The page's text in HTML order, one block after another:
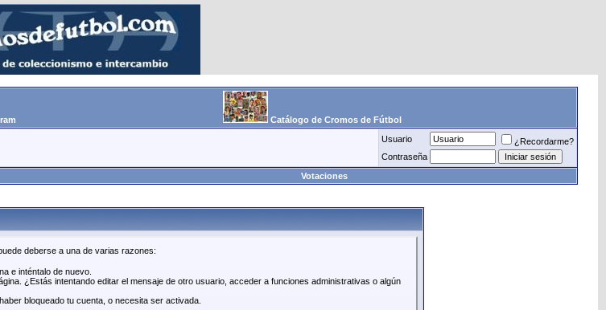
Catálogo de Cromos de Fútbol
Usuario
¿Recordarme?
Contraseña
Votaciones
deberse a una de varias razones:
e inténtalo de nuevo.
¿Estás intentando editar el mensaje de otro usuario, acceder a funciones administrativas o algún
bloqueado tu cuenta, o necesita ser activada.